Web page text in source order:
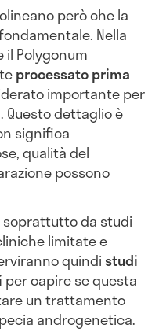
però che la
Nella
Polygonum
processato prima
importante per
Questo dettaglio è
significa
qualità del
possono
soprattutto da studi
limitate e
quindistudi
per capire se questa
un trattamento
androgenetica.